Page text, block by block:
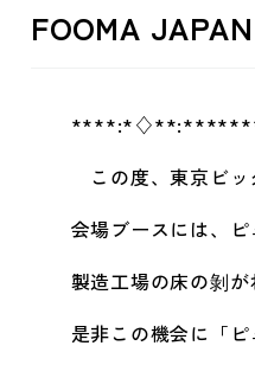
FOOMA
この度、東京ビック
会場ブースには、ピ
製造工場の床の剝が
是非この機会に「ピ